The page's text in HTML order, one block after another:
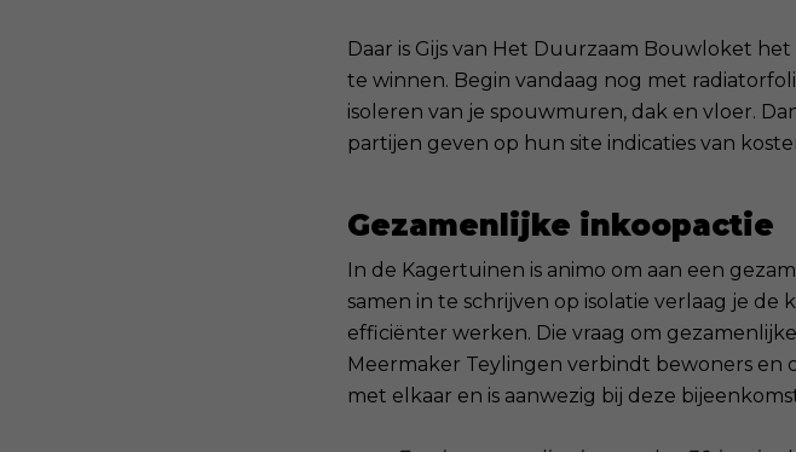
Daar is Gijs van Het Duurzaam Bouwloket
te winnen. Begin vandaag nog met
isoleren van je spouwmuren, dak en vloer.
partijen geven op hun site indicaties van
Gezamenlijke inkoopactie
In de Kagertuinen is animo om aan een
samen in te schrijven op isolatie verlaag je
efficiënter werken. Die vraag om
Meermaker Teylingen verbindt bewoners
met elkaar en is aanwezig bij deze